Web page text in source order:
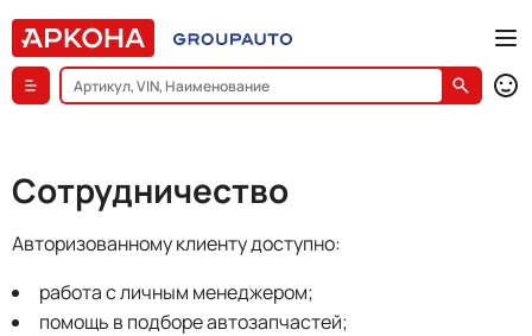
Сотрудничество
Авторизованному клиенту доступно:
работа с личным менеджером;
помощь в подборе автозапчастей;